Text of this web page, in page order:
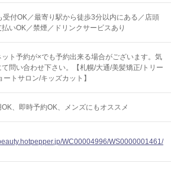
受付OK／最寄り駅から徒歩3分以内にある／店頭
いOK／禁煙／ドリンクサービスあり
ト予約が×でも予約出来る場合がございます。気
問い合わせ下さい。【札幌/大通/美髪矯正/トリー
ートサロン/キッズカット】
OK 即時予約OK メンズにもオススメ
WC00004996/WS0000001461/